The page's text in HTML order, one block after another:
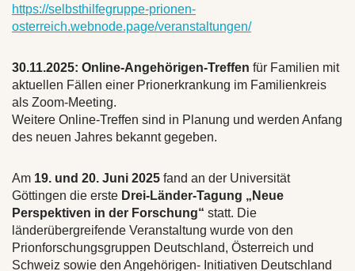
https://selbsthilfegruppe-prionen-
osterreich.webnode.page/veranstaltungen/
30.11.2025: Online-Angehörigen-Treffen für Familien mit
aktuellen Fällen einer Prionerkrankung im Familienkreis
als Zoom-Meeting.
Weitere Online-Treffen sind in Planung und werden Anfang
des neuen Jahres bekannt gegeben.
Am 19. und 20. Juni 2025 fand an der Universität
Göttingen die erste Drei-Länder-Tagung „Neue
Perspektiven in der Forschung“ statt. Die
länderübergreifende Veranstaltung wurde von den
Prionforschungsgruppen Deutschland, Österreich und
Schweiz sowie den Angehörigen- Initiativen Deutschland